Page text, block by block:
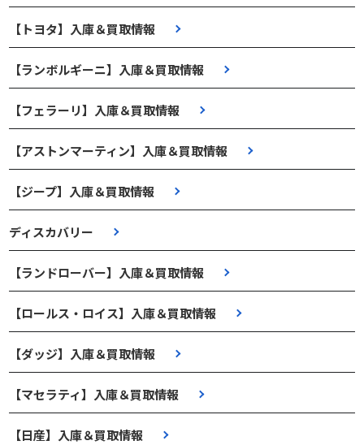
【トヨタ】入庫＆買取情報
【ランボルギーニ】入庫＆買取情報
【フェラーリ】入庫＆買取情報
【アストンマーティン】入庫＆買取情報
【ジープ】入庫＆買取情報
ディスカバリー
【ランドローバー】入庫＆買取情報
【ロールス・ロイス】入庫＆買取情報
【ダッジ】入庫＆買取情報
【マセラティ】入庫＆買取情報
【日産】入庫＆買取情報